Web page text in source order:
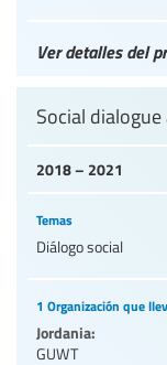
Ver detalles del
2018 – 2021
Social
Temas
Diálogo social
1 Organización que
Jordania:
GUWT